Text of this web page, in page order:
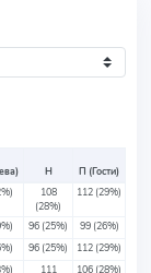
Н
П (Гости)
108
(28%)
112 (29%)
96 (25%) 99 (26%)
96 (25%) 112 (29%)
111
106 (28%)